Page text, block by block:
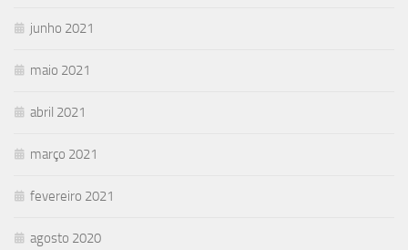
junho 2021
maio 2021
abril 2021
março 2021
fevereiro 2021
agosto 2020